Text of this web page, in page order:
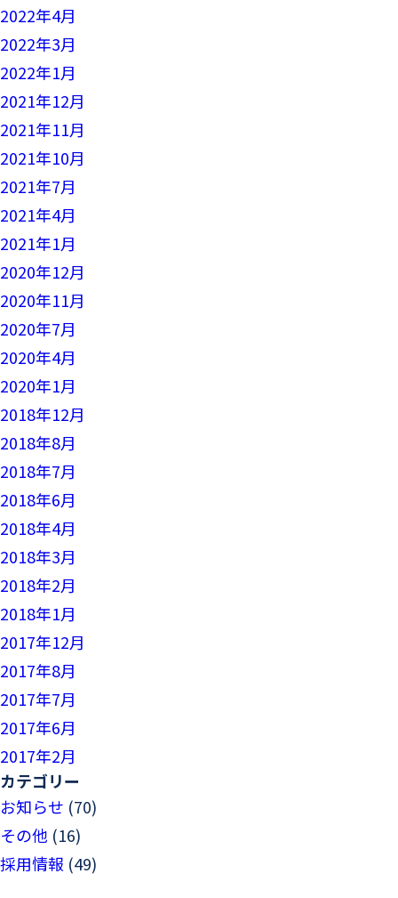
2022年4月
2022年3月
2022年1月
2021年12月
2021年11月
2021年10月
2021年7月
2021年4月
2021年1月
2020年12月
2020年11月
2020年7月
2020年4月
2020年1月
2018年12月
2018年8月
2018年7月
2018年6月
2018年4月
2018年3月
2018年2月
2018年1月
2017年12月
2017年8月
2017年7月
2017年6月
2017年2月
カテゴリー
お知らせ (70)
その他 (16)
採用情報 (49)